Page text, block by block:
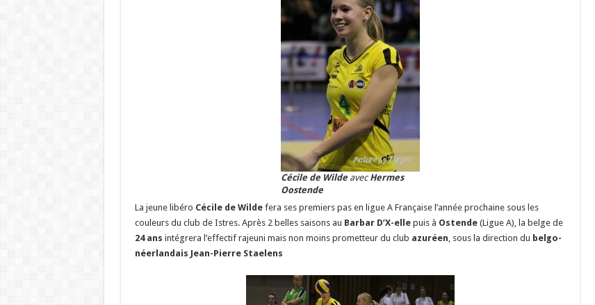
Cécile de Wildeavec Hermes
Oostende
La jeune libéro Cécile de Wildefera ses premiers pas en ligue A Française l’année prochaine sous les
couleurs du club de Istres. Après 2 belles saisons au Barbar D’X-ellepuis à Ostende(Ligue A), la belge de
24 ans intégrera l’effectif rajeuni mais non moins prometteur du club azuréen, sous la direction du belgo-
néerlandais Jean-Pierre Staelens